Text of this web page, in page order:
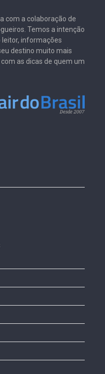
com a colaboração de
Temos a intenção
leitor, informações
destino muito mais
as dicas de quem um